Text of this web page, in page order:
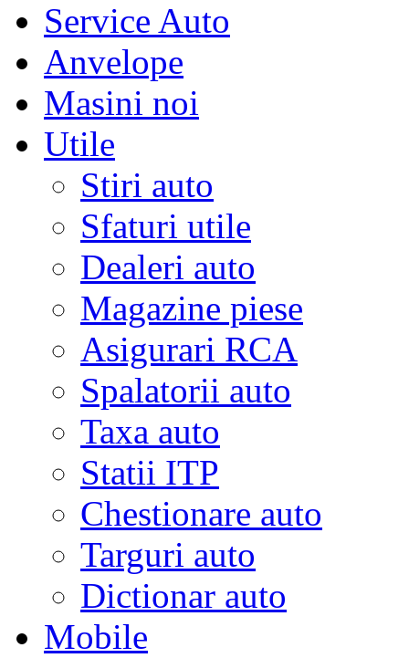
Service Auto
Anvelope
Masini noi
Utile
Stiri auto
Sfaturi utile
Dealeri auto
Magazine piese
Asigurari RCA
Spalatorii auto
Taxa auto
Statii ITP
Chestionare auto
Targuri auto
Dictionar auto
Mobile